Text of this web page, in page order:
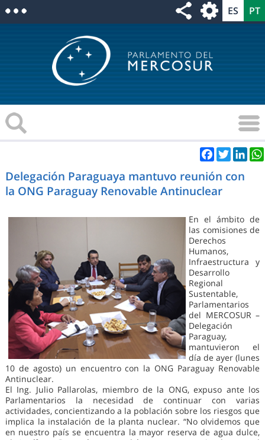
Facebook
Twitter
Delegación Paraguaya mantuvo reunión con
la ONG Paraguay Renovable Antinuclear
En el ámbito de
las comisiones de
Derechos
Humanos,
Infraestructura y
Desarrollo
Regional
Sustentable,
Parlamentarios
del MERCOSUR –
Delegación
Paraguay,
mantuvieron el
día de ayer (lunes
10 de agosto) un encuentro con la ONG Paraguay Renovable
Antinuclear.
El Ing. Julio Pallarolas, miembro de la ONG, expuso ante los
Parlamentarios la necesidad de continuar con varias
actividades, concientizando a la población sobre los riesgos que
implica la instalación de la planta nuclear. “No olvidemos que
en nuestro país se encuentra la mayor reserva de agua dulce,